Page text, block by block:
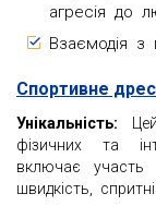
агресія до
Взаємодія з
Спортивне
Унікальність:
фізичних та
включає участь
швидкість,